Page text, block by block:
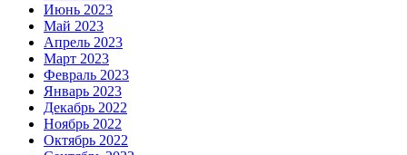
Июнь 2023
Май 2023
Апрель 2023
Март 2023
Февраль 2023
Январь 2023
Декабрь 2022
Ноябрь 2022
Октябрь 2022